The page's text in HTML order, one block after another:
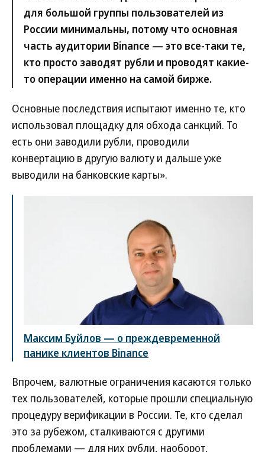
для большой группы пользователей из
России минимальны, потому что основная
часть аудитории Binance — это все-таки те,
кто просто заводят рубли и проводят какие-
то операции именно на самой бирже.
Основные последствия испытают именно те, кто
использовал площадку для обхода санкций. То
есть они заводили рубли, проводили
конвертацию в другую валюту и дальше уже
выводили на банковские карты».
Максим Буйлов — о преждевременной
панике клиентов Binance
Впрочем, валютные ограничения касаются только
тех пользователей, которые прошли специальную
процедуру верификации в России. Те, кто сделал
это за рубежом, сталкиваются с другими
проблемами — для них рубли, наоборот,